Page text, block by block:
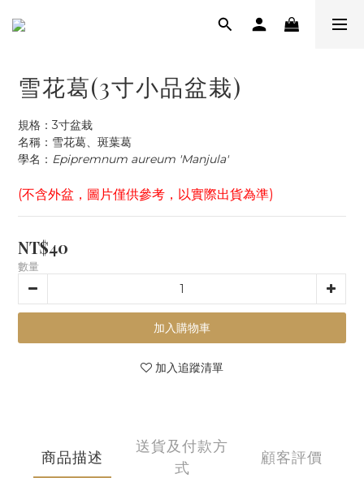
雪花葛(3寸小品盆栽)
規格：3寸盆栽
名稱：雪花葛、斑葉葛
學名： Epipremnum aureum 'Manjula'
(不含外盆，圖片僅供參考，以實際出貨為準)
NT$40
數量
加入購物車
加入追蹤清單
商品描述
送貨及付款方
式
顧客評價